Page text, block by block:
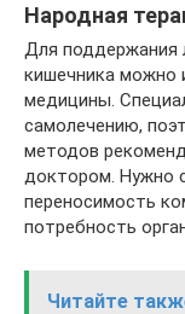
Народная
Для поддержания
кишечника можно
медицины.
самолечению,
методов
доктором. Нужно
переносимость
потребность
Читайте